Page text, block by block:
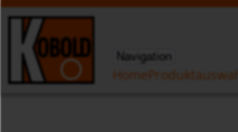
Navigation
HomeProduktauswahl